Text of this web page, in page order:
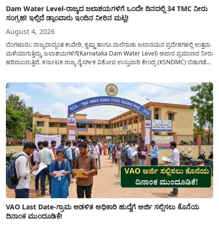
Dam Water Level-ರಾಜ್ಯದ ಜಲಾಶಯಗಳಿಗೆ ಒಂದೇ ದಿನದಲ್ಲಿ 34 TMC ನೀರು
ಸಂಗ್ರಹ! ಇಲ್ಲಿದೆ ಡ್ಯಾಂವಾರು ಇಂದಿನ ನೀರಿನ ಮಟ್ಟ!
August 4, 2026
ಬೆಂಗಳೂರು: ರಾಜ್ಯದಾದ್ಯಂತ ಕಾವೇರಿ, ಕೃಷ್ಣಾ ಹಾಗೂ ಮಲೆನಾಡು ಜಲಾನಯನ ಪ್ರದೇಶಗಳಲ್ಲಿ ಉತ್ತಮ
ಮಳೆಯಾಗುತ್ತಿದ್ದು, ಜಲಾಶಯಗಳಿಗೆ(Karnataka Dam Water Level) ಅಪಾರ ಪ್ರಮಾಣದ ನೀರು
ಹರಿದುಬರುತ್ತಿದೆ. ಕರ್ನಾಟಕ ರಾಜ್ಯ ನೈಸರ್ಗಿಕ ವಿಕೋಪ ಉಸ್ತುವಾರಿ ಕೇಂದ್ರ (KSNDMC) ಬಿಡುಗಡೆ
VAO Last Date-ಗ್ರಾಮ ಆಡಳಿತ ಅಧಿಕಾರಿ ಹುದ್ದೆಗೆ ಅರ್ಜಿ ಸಲ್ಲಿಸಲು ಕೊನೆಯ
ದಿನಾಂಕ ಮುಂದೂಡಿಕೆ!